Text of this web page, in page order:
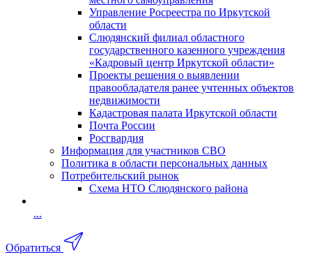
Управление Росреестра по Иркутской
области
Слюдянский филиал областного
государственного казенного учреждения
«Кадровый центр Иркутской области»
Проекты решения о выявлении
правообладателя ранее учтенных объектов
недвижимости
Кадастровая палата Иркутской области
Почта России
Росгвардия
Информация для участников СВО
Политика в области персональных данных
Потребительский рынок
Схема НТО Слюдянского района
...
Обратиться